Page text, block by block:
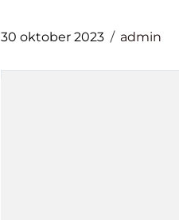
30 oktober 2023 admin